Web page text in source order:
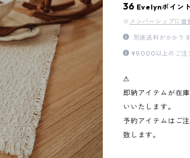
36 Evelynポイン
※ メンバーシップに登
別途送料がかかり
¥9,000以上のご注
⚠︎
即納アイテムが在
いいたします。
予約アイテムはご
致します。